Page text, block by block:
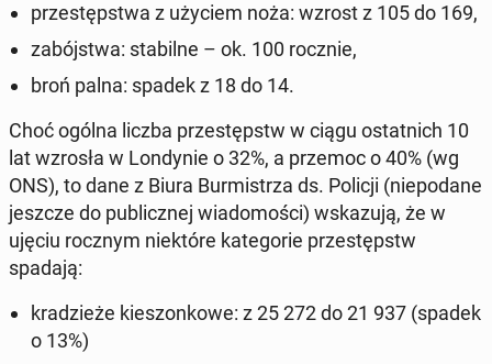
prze­stęp­stwa z użyciem noża: wzrost z 105 do 169,
za­bój­stwa: sta­bil­ne – ok. 100 rocznie,
broń palna: spadek z 18 do 14.
Choć ogólna liczba prze­stępstw w ciągu ostat­nich 10
lat wzrosła w Lon­dy­nie o 32%, a przemoc o 40% (wg
ONS), to dane z Biura Bur­mi­strza ds. Policji (nie­poda­ne
jeszcze do pu­blicz­nej wia­do­mo­ści) wska­zu­ją, że w
ujęciu rocznym nie­któ­re ka­te­go­rie prze­stępstw
spadają:
kra­dzie­że kie­szon­ko­we: z 25 272 do 21 937 (spadek
o 13%)